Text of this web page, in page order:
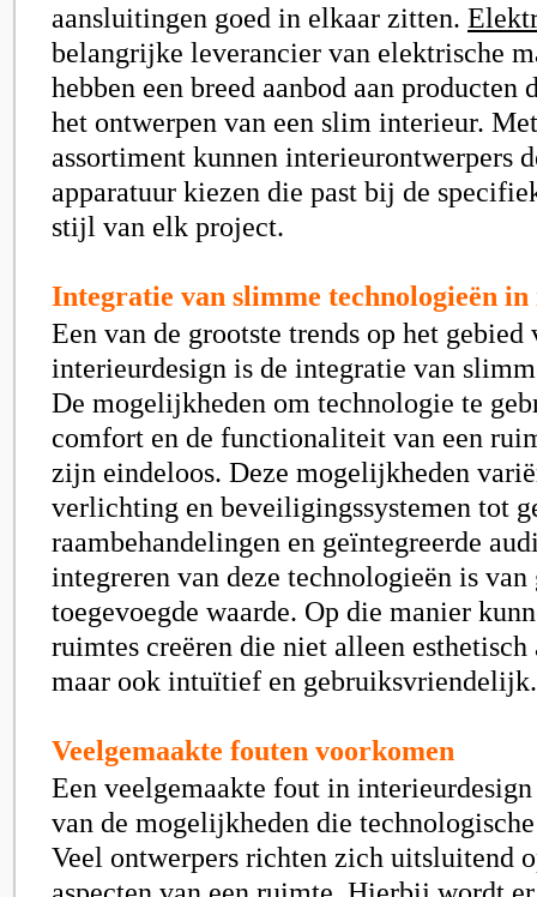
aansluitingen goed in elkaar zitten.
belangrijke leverancier van elektrische
hebben een breed aanbod aan
het ontwerpen van een slim interieur.
assortiment kunnen interieurontwerpers
apparatuur kiezen die past bij de
stijl van elk project.
Integratie van slimme technologieën
Een van de grootste trends op het gebied
interieurdesign is de integratie van
De mogelijkheden om technologie te
comfort en de functionaliteit van een
zijn eindeloos. Deze mogelijkheden
verlichting en beveiligingssystemen tot
raambehandelingen en geïntegreerde
integreren van deze technologieën is van
toegevoegde waarde. Op die manier
ruimtes creëren die niet alleen
maar ook intuïtief en gebruiksvriendelijk.
Veelgemaakte fouten voorkomen
Een veelgemaakte fout in
van de mogelijkheden die
Veel ontwerpers richten zich uitsluitend